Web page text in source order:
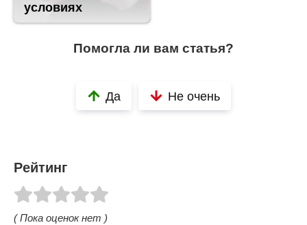
условиях
Помогла ли вам статья?
Да Не очень
Рейтинг
( Пока оценок нет )